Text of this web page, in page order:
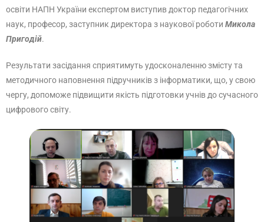
освіти НАПН України експертом виступив доктор педагогічних
наук, професор, заступник директора з наукової роботи Микола
Пригодій.
Результати засідання сприятимуть удосконаленню змісту та
методичного наповнення підручників з інформатики, що, у свою
чергу, допоможе підвищити якість підготовки учнів до сучасного
цифрового світу.